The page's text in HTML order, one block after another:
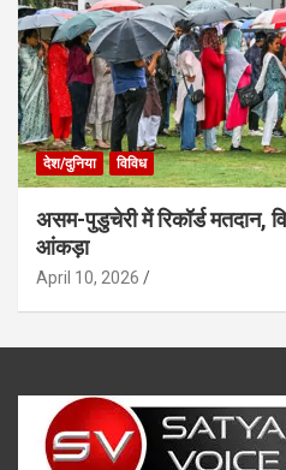
देश/दुनिया विविध
असम-पुडुचेरी में रिकॉर्ड मतदान,
आंकड़ा
April 10, 2026